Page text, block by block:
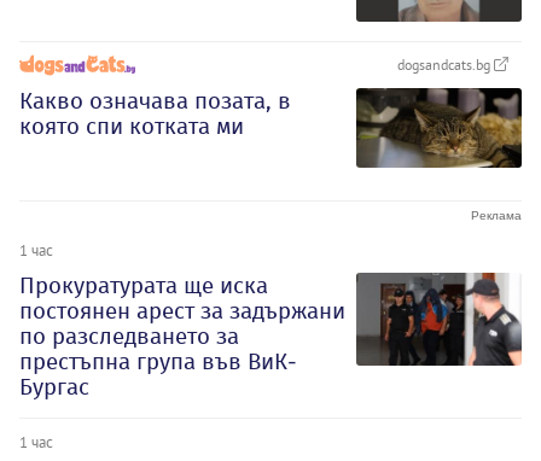
dogsandcats.bg
Какво означава позата, в
която спи котката ми
1 час
Прокуратурата ще иска
постоянен арест за задържани
по разследването за
престъпна група във ВиК-
Бургас
1 час